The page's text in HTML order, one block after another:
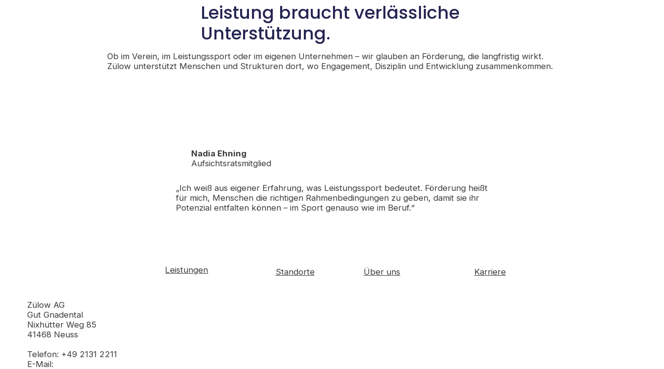
Leistung braucht verlässliche
Unterstützung.
Ob im Verein, im Leistungssport oder im eigenen Unternehmen – wir glauben an Förderung, die langfristig wirkt.
Zülow unterstützt Menschen und Strukturen dort, wo Engagement, Disziplin und Entwicklung zusammenkommen.
Nadia Ehning
Aufsichtsratsmitglied
„Ich weiß aus eigener Erfahrung, was Leistungssport bedeutet. Förderung heißt
für mich, Menschen die richtigen Rahmenbedingungen zu geben, damit sie ihr
Potenzial entfalten können – im Sport genauso wie im Beruf.“
Zülow AG
Gut Gnadental
Nixhütter Weg 85
41468 Neuss
Telefon: +49 2131 2211
E-Mail:
Leistungen Standorte Über uns Karriere